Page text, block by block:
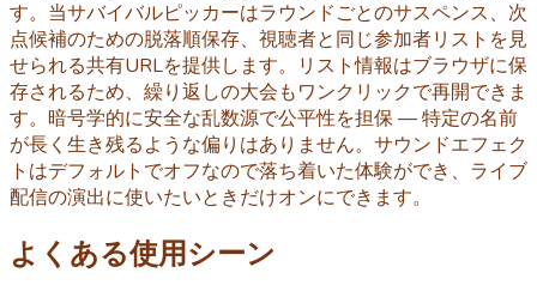
す。当サバイバルピッカーはラウンドごとのサスペンス、次
点候補のための脱落順保存、視聴者と同じ参加者リストを見
せられる共有URLを提供します。リスト情報はブラウザに保
存されるため、繰り返しの大会もワンクリックで再開できま
す。暗号学的に安全な乱数源で公平性を担保 — 特定の名前
が長く生き残るような偏りはありません。サウンドエフェク
トはデフォルトでオフなので落ち着いた体験ができ、ライブ
配信の演出に使いたいときだけオンにできます。
よくある使用シーン